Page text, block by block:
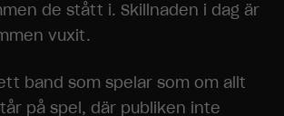
de stått i. Skillnaden i dag är
vuxit.
band som spelar som om allt
på spel, där publiken inte